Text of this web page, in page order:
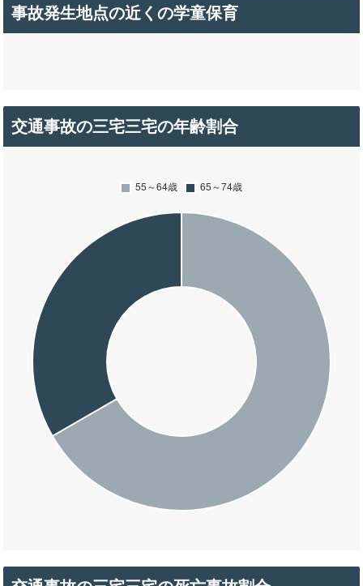
事故発生地点の近くの学童保育
交通事故の三宅三宅の年齢割合